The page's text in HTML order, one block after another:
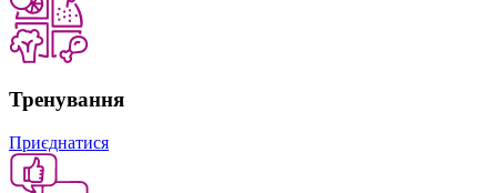
Тренування
Приєднатися